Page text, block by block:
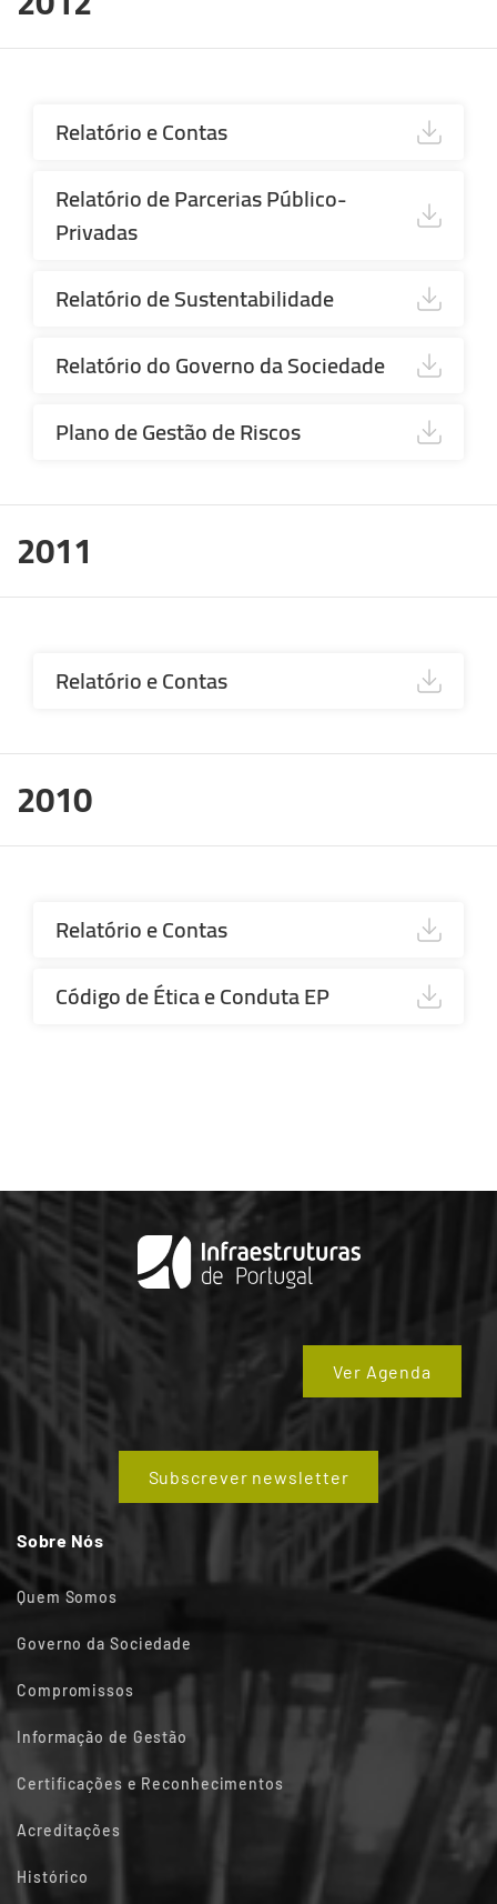
Relatório e Contas
Relatório de Parcerias Público-
Privadas
Relatório de Sustentabilidade
Relatório do Governo da Sociedade
Plano de Gestão de Riscos
2011
Relatório e Contas
2010
Relatório e Contas
Código de Ética e Conduta EP
Ver Agenda
Subscrever newsletter
Sobre Nós
Quem Somos
Governo da Sociedade
Compromissos
Informação de Gestão
Certificações e Reconhecimentos
Acreditações
Histórico